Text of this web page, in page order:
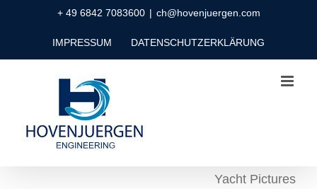
+ 49 6842 7083600 | ch@hovenjuergen.com
IMPRESSUM DATENSCHUTZERKLÄRUNG
Yacht Pictures